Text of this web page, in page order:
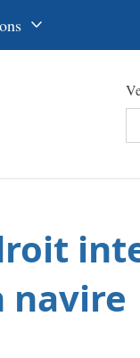
本語
navire